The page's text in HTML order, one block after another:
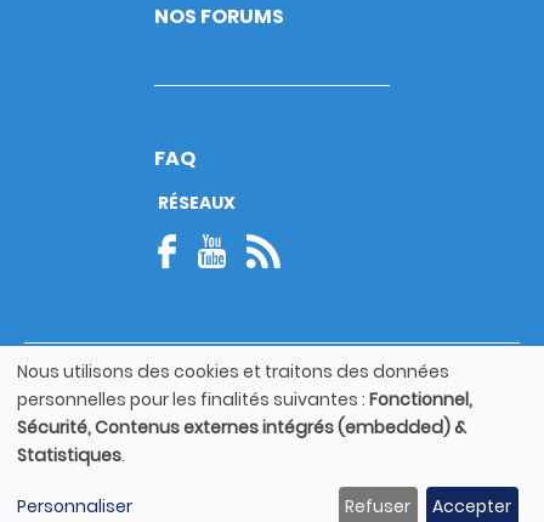
NOS FORUMS
FAQ
RÉSEAUX
© Copyright 2026
Footer
bottom
Mentions légales
Utilisation
des
données
personnelles
et
Nous utilisons des cookies et traitons des données
personnelles pour les finalités suivantes : Fonctionnel,
Sécurité, Contenus externes intégrés (embedded) &
Statistiques.
Personnaliser Refuser Accepter